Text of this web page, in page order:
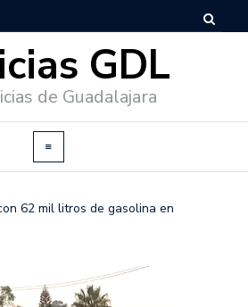
GDL
de Guadalajara
62 mil litros de gasolina en